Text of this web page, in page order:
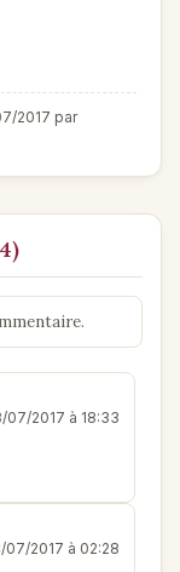
2017 par
07/2017 à 18:33
07/2017 à 02:28